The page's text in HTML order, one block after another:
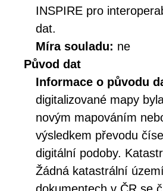
INSPIRE pro
dat.
Míra souladu: ne
Původ dat
Informace o původu
digitalizované mapy
novým mapováním
výsledkem převodu
digitální podoby.
Žádná katastrální